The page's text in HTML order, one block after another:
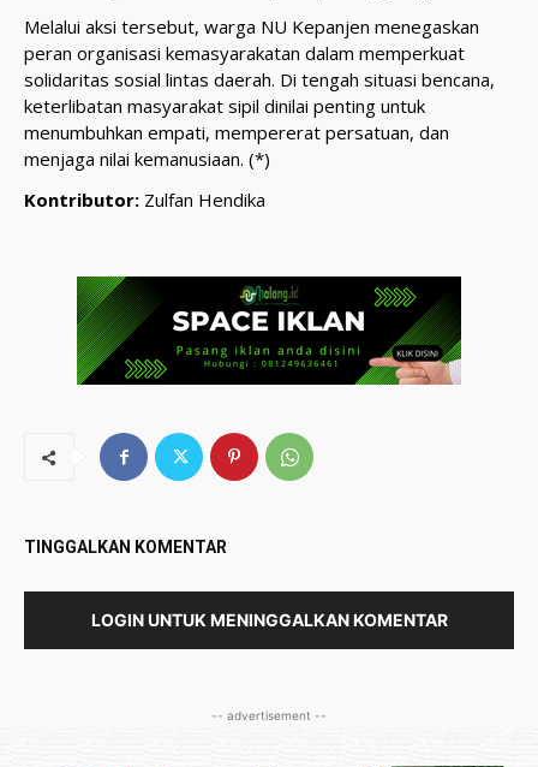
Melalui aksi tersebut, warga NU Kepanjen menegaskan
peran organisasi kemasyarakatan dalam memperkuat
solidaritas sosial lintas daerah. Di tengah situasi bencana,
keterlibatan masyarakat sipil dinilai penting untuk
menumbuhkan empati, mempererat persatuan, dan
menjaga nilai kemanusiaan. (*)
Kontributor: Zulfan Hendika
TINGGALKAN KOMENTAR
LOGIN UNTUK MENINGGALKAN KOMENTAR
-- advertisement --